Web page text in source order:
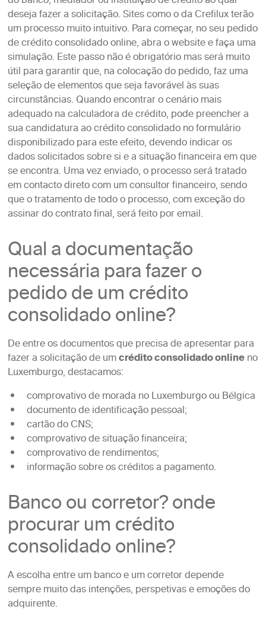
deseja fazer a solicitação. Sites como o da Crefilux terão
um processo muito intuitivo. Para começar, no seu pedido
de crédito consolidado online, abra o website e faça uma
simulação. Este passo não é obrigatório mas será muito
útil para garantir que, na colocação do pedido, faz uma
seleção de elementos que seja favorável às suas
circunstâncias. Quando encontrar o cenário mais
adequado na calculadora de crédito, pode preencher a
sua candidatura ao crédito consolidado no formulário
disponibilizado para este efeito, devendo indicar os
dados solicitados sobre si e a situação financeira em que
se encontra. Uma vez enviado, o processo será tratado
em contacto direto com um consultor financeiro, sendo
que o tratamento de todo o processo, com exceção do
assinar do contrato final, será feito por email.
Qual a documentação
necessária para fazer o
pedido de um crédito
consolidado online?
De entre os documentos que precisa de apresentar para
fazer a solicitação de umcrédito consolidado onlineno
Luxemburgo, destacamos:
comprovativo de morada no Luxemburgo ou Bélgica
documento de identificação pessoal;
cartão do CNS;
comprovativo de situação financeira;
comprovativo de rendimentos;
informação sobre os créditos a pagamento.
Banco ou corretor? onde
procurar um crédito
consolidado online?
A escolha entre um banco e um corretor depende
sempre muito das intenções, perspetivas e emoções do
adquirente.